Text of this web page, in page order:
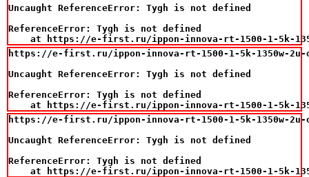
Uncaught ReferenceError: Tygh is not defined
ReferenceError: Tygh is not defined
at https://e-first.ru/ippon-innova-rt-1500-1-5k-
https://e-first.ru/ippon-innova-rt-1500-1-5k-1350w-2u-
Uncaught ReferenceError: Tygh is not defined
ReferenceError: Tygh is not defined
at https://e-first.ru/ippon-innova-rt-1500-1-5k-
https://e-first.ru/ippon-innova-rt-1500-1-5k-1350w-2u-
Uncaught ReferenceError: Tygh is not defined
ReferenceError: Tygh is not defined
at https://e-first.ru/ippon-innova-rt-1500-1-5k-